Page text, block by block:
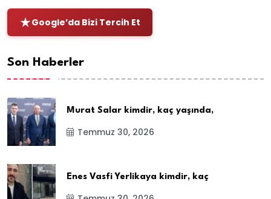
Google’da Bizi Tercih Et
Son Haberler
Murat Salar kimdir, kaç yaşında,
Temmuz 30, 2026
Enes Vasfi Yerlikaya kimdir, kaç